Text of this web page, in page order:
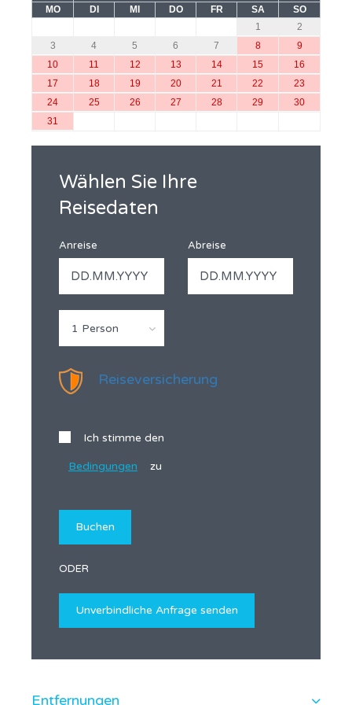
MO DI MI DO FR SA
SO
1
2
3
4 5 6 7 8
9
10
11 12 13 14 15
16
17
18 19 20 21 22
23
24
25 26 27 28 29
30
31
Wählen Sie Ihre
Reisedaten
Anreise Abreise
1 Person
Reiseversicherung
Ich stimme den
Bedingungen zu
ODER
Entfernungen